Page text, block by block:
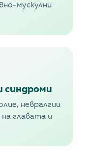
мускулни
синдроми
невралгии
главата и